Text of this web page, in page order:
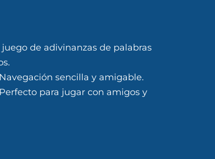
juego de adivinanzas de palabras
Navegación sencilla y amigable.
Perfecto para jugar con amigos y